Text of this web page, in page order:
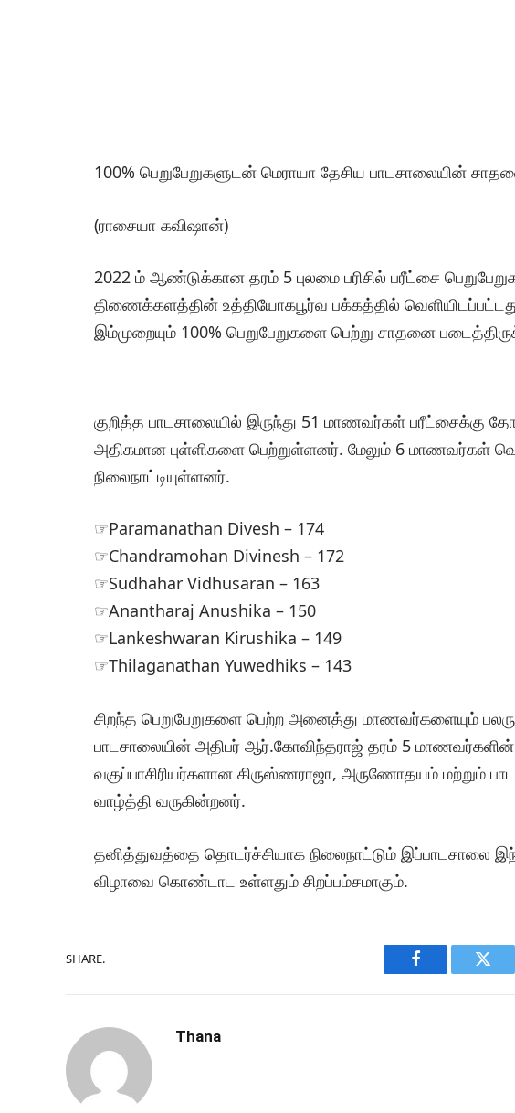
100% பெறுபேறுகளுடன் மெராயா தேசிய பாடசாலையின்
(ராசையா கவிஷான்)
2022 ம் ஆண்டுக்கான தரம் 5 புலமை பரிசில் பரீட்சை
திணைக்களத்தின் உத்தியோகபூர்வ பக்கத்தில்
இம்முறையும் 100% பெறுபேறுகளை பெற்று சாதனை
குறித்த பாடசாலையில் இருந்து 51 மாணவர்கள் பரீட்சைக்கு
அதிகமான புள்ளிகளை பெற்றுள்ளனர். மேலும் 6 மாணவர்கள்
நிலைநாட்டியுள்ளனர்.
☞Paramanathan Divesh – 174
☞Chandramohan Divinesh – 172
☞Sudhahar Vidhusaran – 163
☞Anantharaj Anushika – 150
☞Lankeshwaran Kirushika – 149
☞Thilaganathan Yuwedhiks – 143
சிறந்த பெறுபேறுகளை பெற்ற அனைத்து மாணவர்களையும் பலரும்
பாடசாலையின் அதிபர் ஆர்.கோவிந்தராஜ் தரம் 5
வகுப்பாசிரியர்களான கிருஸ்ணராஜா, அருணோதயம் மற்றும்
வாழ்த்தி வருகின்றனர்.
தனித்துவத்தை தொடர்ச்சியாக நிலைநாட்டும் இப்பாடசாலை
விழாவை கொண்டாட உள்ளதும் சிறப்பம்சமாகும்.
SHARE.
Facebook
Thana